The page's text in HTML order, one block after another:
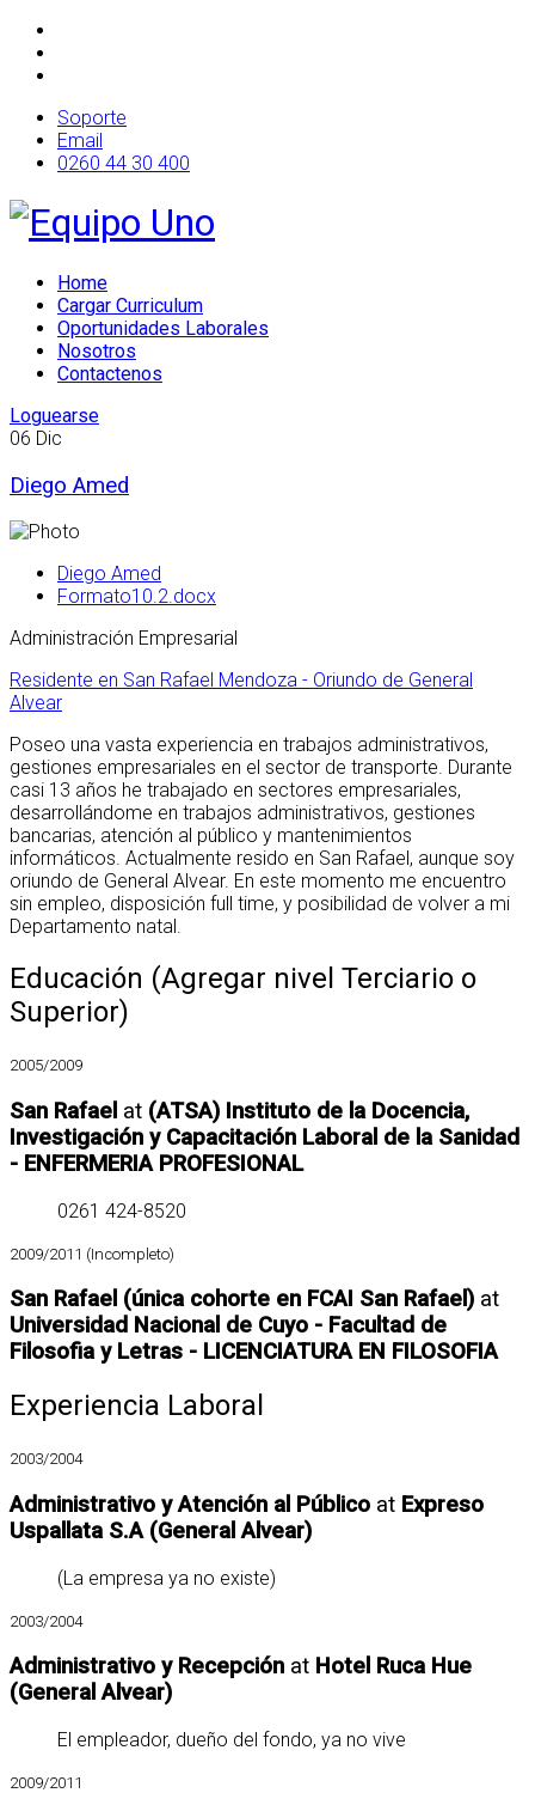
Soporte
Email
0260 44 30 400
Home
Cargar Curriculum
Oportunidades Laborales
Nosotros
Contactenos
Loguearse
06 Dic
Diego Amed
Diego Amed
Formato10.2.docx
Administración Empresarial
Residente en San Rafael Mendoza - Oriundo de General
Alvear
Poseo una vasta experiencia en trabajos administrativos,
gestiones empresariales en el sector de transporte. Durante
casi 13 años he trabajado en sectores empresariales,
desarrollándome en trabajos administrativos, gestiones
bancarias, atención al público y mantenimientos
informáticos. Actualmente resido en San Rafael, aunque soy
oriundo de General Alvear. En este momento me encuentro
sin empleo, disposición full time, y posibilidad de volver a mi
Departamento natal.
Educación (Agregar nivel Terciario o
Superior)
2005/2009
San Rafael at (ATSA) Instituto de la Docencia,
Investigación y Capacitación Laboral de la Sanidad
- ENFERMERIA PROFESIONAL
0261 424-8520
2009/2011 (Incompleto)
San Rafael (única cohorte en FCAI San Rafael) at
Universidad Nacional de Cuyo - Facultad de
Filosofia y Letras - LICENCIATURA EN FILOSOFIA
Experiencia Laboral
2003/2004
Administrativo y Atención al Público at Expreso
Uspallata S.A (General Alvear)
(La empresa ya no existe)
2003/2004
Administrativo y Recepción at Hotel Ruca Hue
(General Alvear)
El empleador, dueño del fondo, ya no vive
2009/2011